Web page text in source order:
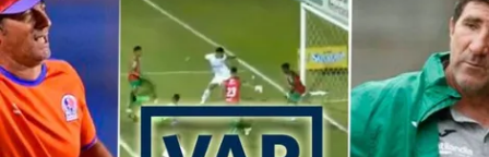
NICARAGUA
CONCACAF
FÚTBOL INTERNACIONAL